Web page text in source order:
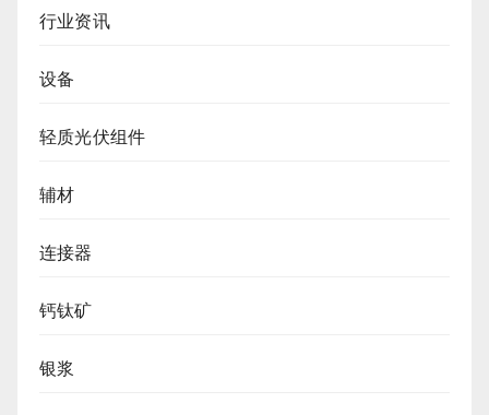
行业资讯
设备
轻质光伏组件
辅材
连接器
钙钛矿
银浆